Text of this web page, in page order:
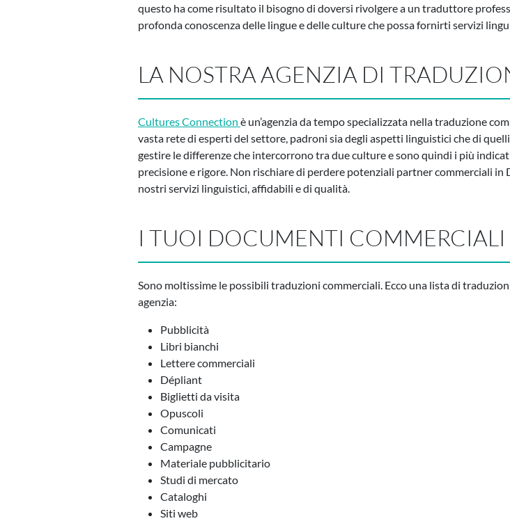
questo ha come risultato il bisogno di doversi rivolgere a un traduttore
profonda conoscenza delle lingue e delle culture che possa fornirti servizi
LA NOSTRA AGENZIA DI
Cultures Connection è un’agenzia da tempo specializzata nella traduzione
vasta rete di esperti del settore, padroni sia degli aspetti linguistici che di
gestire le differenze che intercorrono tra due culture e sono quindi i più
precisione e rigore. Non rischiare di perdere potenziali partner commerciali in
nostri servizi linguistici, affidabili e di qualità.
I TUOI DOCUMENTI COMMERCIALI
Sono moltissime le possibili traduzioni commerciali. Ecco una lista di
agenzia:
Pubblicità
Libri bianchi
Lettere commerciali
Dépliant
Biglietti da visita
Opuscoli
Comunicati
Campagne
Materiale pubblicitario
Studi di mercato
Cataloghi
Siti web